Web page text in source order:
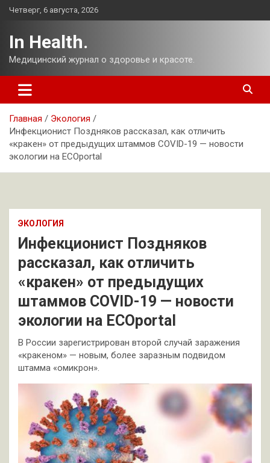
Перейти
Четверг, 6 августа, 2026
In Health.
Медицинский журнал о здоровье и красоте.
Главная
Экология
Инфекционист Поздняков рассказал, как отличить
«кракен» от предыдущих штаммов COVID-19 — новости
экологии на ECOportal
ЭКОЛОГИЯ
Инфекционист Поздняков
рассказал, как отличить
«кракен» от предыдущих
штаммов COVID-19 — новости
экологии на ECOportal
В России зарегистрирован второй случай заражения
«кракеном» — новым, более заразным подвидом
штамма «омикрон».